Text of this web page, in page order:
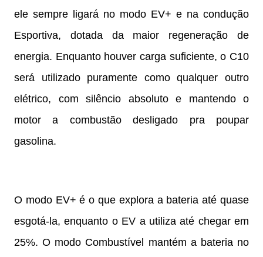
ele sempre ligará no modo EV+ e na condução
Esportiva, dotada da maior regeneração de
energia. Enquanto houver carga suficiente, o C10
será utilizado puramente como qualquer outro
elétrico, com silêncio absoluto e mantendo o
motor a combustão desligado pra poupar
gasolina.
O modo EV+ é o que explora a bateria até quase
esgotá-la, enquanto o EV a utiliza até chegar em
25%. O modo Combustível mantém a bateria no